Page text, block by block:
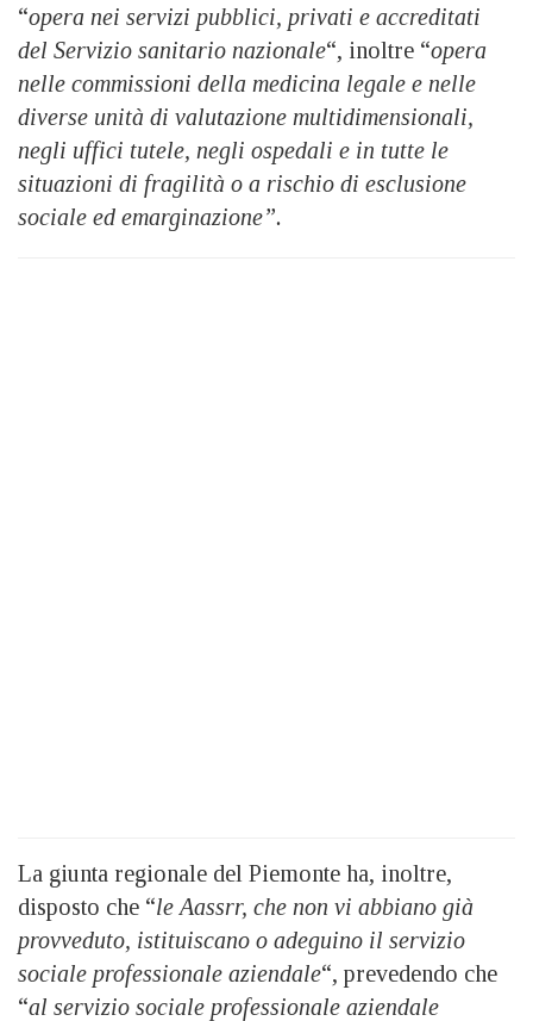
“opera nei servizi pubblici, privati e accreditati
del Servizio sanitario nazionale“, inoltre “opera
nelle commissioni della medicina legale e nelle
diverse unità di valutazione multidimensionali,
negli uffici tutele, negli ospedali e in tutte le
situazioni di fragilità o a rischio di esclusione
sociale ed emarginazione”.
La giunta regionale del Piemonte ha, inoltre,
disposto che “le Aassrr, che non vi abbiano già
provveduto, istituiscano o adeguino il servizio
sociale professionale aziendale“, prevedendo che
“al servizio sociale professionale aziendale